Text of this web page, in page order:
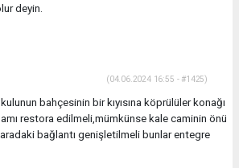
deyin.
(04.06.2024 16:55 - #1425)
bahçesinin bir kıyısına köprülüler konağı
restora edilmeli,mümkünse kale caminin önü
aradaki bağlantı genişletilmeli bunlar entegre